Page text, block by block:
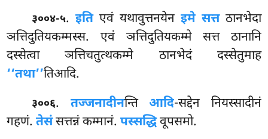
३००४-५. इतिएवं यथावुत्तनयेन इमे सत्तठानभेदा
ञत्तिदुतियकम्मस्स. एवं ञत्तिदुतियकम्मे सत्त ठानानि
दस्सेत्वा ञत्तिचतुत्थकम्मे ठानभेदं दस्सेतुमाह
‘‘तथा’’तिआदि.
३००६. तज्जनादीनन्तिआदि-सद्देन नियस्सादीनं
गहणं.तेसंसत्तन्नं कम्मानं.पस्सद्धिवूपसमो.